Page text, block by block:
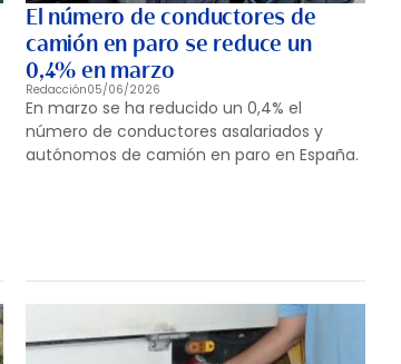
El número de conductores de
camión en paro se reduce un
0,4% en marzo
Redacción05/06/2026
En marzo se ha reducido un 0,4% el
número de conductores asalariados y
autónomos de camión en paro en España.